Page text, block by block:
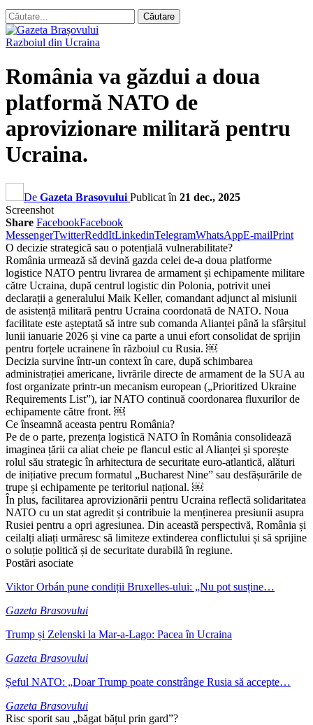
Razboiul din Ucraina
România va găzdui a doua
platformă NATO de
aprovizionare militară pentru
Ucraina.
De Gazeta Brasovului Publicat în 21 dec., 2025
Screenshot
Share FacebookFacebook
MessengerTwitterReddItLinkedinTelegramWhatsAppE-mailPrint
O decizie strategică sau o potențială vulnerabilitate?
România urmează să devină gazda celei de-a doua platforme
logistice NATO pentru livrarea de armament și echipamente militare
către Ucraina, după centrul logistic din Polonia, potrivit unei
declarații a generalului Maik Keller, comandant adjunct al misiunii
de asistență militară pentru Ucraina coordonată de NATO. Noua
facilitate este așteptată să intre sub comanda Alianței până la sfârșitul
lunii ianuarie 2026 și vine ca parte a unui efort consolidat de sprijin
pentru forțele ucrainene în războiul cu Rusia. ￼
Decizia survine într-un context în care, după schimbarea
administrației americane, livrările directe de armament de la SUA au
fost organizate printr-un mecanism european („Prioritized Ukraine
Requirements List”), iar NATO continuă coordonarea fluxurilor de
echipamente către front. ￼
Ce înseamnă aceasta pentru România?
Pe de o parte, prezența logistică NATO în România consolidează
imaginea țării ca aliat cheie pe flancul estic al Alianței și sporește
rolul său strategic în arhitectura de securitate euro-atlantică, alături
de inițiative precum formatul „Bucharest Nine” sau desfășurările de
trupe și echipamente pe teritoriul național. ￼
În plus, facilitarea aprovizionării pentru Ucraina reflectă solidaritatea
NATO cu un stat agredit și contribuie la menținerea presiunii asupra
Rusiei pentru a opri agresiunea. Din această perspectivă, România și
ceilalți aliați urmăresc să limiteze extinderea conflictului și să sprijine
o soluție politică și de securitate durabilă în regiune.
Postări asociate
Viktor Orbán pune condiții Bruxelles-ului: „Nu pot susține…
Gazeta Brasovului
Trump și Zelenski la Mar-a-Lago: Pacea în Ucraina
Gazeta Brasovului
Șeful NATO: „Doar Trump poate constrânge Rusia să accepte…
Gazeta Brasovului
Risc sporit sau „băgat bățul prin gard”?